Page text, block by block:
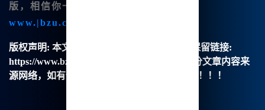
版，相信你一定会爱上它！现在就访问
www.|bzu.cn
版权声明: 本文由【B族智能】原创，转载请保留链接:
https://www.bzu.cn/news/show/8215.html，部分文章内容来
源网络，如有侵权请联系我们删除处理。谢谢！！！